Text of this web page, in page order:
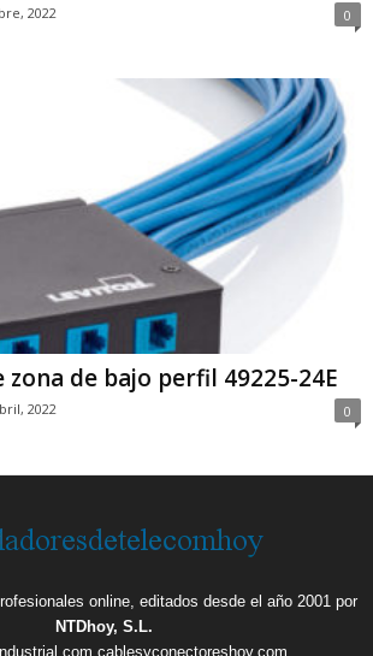
2022 0
zona de bajo perfil 49225-24E
2022 0
online, editados desde el año 2001 por
NTDhoy, S.L.
cablesyconectoreshoy.com